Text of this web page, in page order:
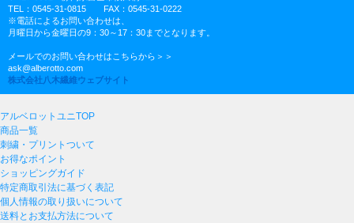
TEL：0545-31-0815 FAX：0545-31-0222
※電話によるお問い合わせは、
月曜日から金曜日の9：30～17：30までとなります。
メールでのお問い合わせはこちらから＞＞
ask@alberotto.com
株式会社八木繊維ウェブサイト
アルベロットユニTOP
商品一覧
刺繍・プリントついて
お得なポイント
ショッピングガイド
特定商取引法に基づく表記
個人情報の取り扱いについて
送料とお支払方法について